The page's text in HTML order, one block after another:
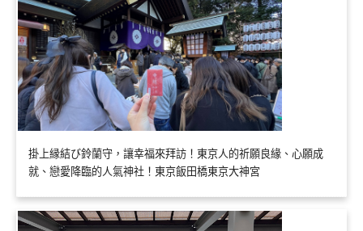
掛上縁結び鈴蘭守，讓幸福來拜訪！東京人的祈願良緣、心願成
就、戀愛降臨的人氣神社！東京飯田橋東京大神宮